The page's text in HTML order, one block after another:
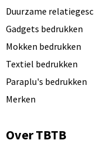
Duurzame
Gadgets bedrukken
Mokken bedrukken
Textiel bedrukken
Paraplu's bedrukken
Merken
Over TBTB